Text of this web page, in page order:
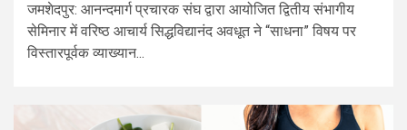
जमशेदपुर: आनन्दमार्ग प्रचारक संघ द्वारा आयोजित द्वितीय संभागीय
सेमिनार में वरिष्ठ आचार्य सिद्धविद्यानंद अवधूत ने “साधना” विषय पर
विस्तारपूर्वक व्याख्यान...